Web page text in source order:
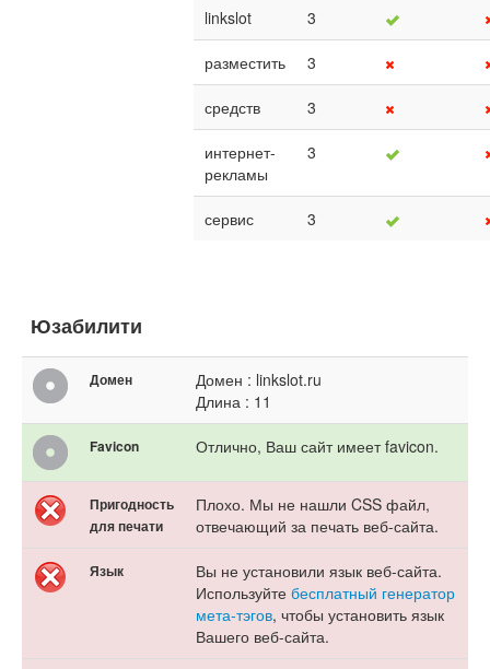
linkslot
3
разместить 3
средств 3
интернет-
рекламы
3
сервис 3
Юзабилити
Домен
Домен : linkslot.ru
Длина : 11
Favicon Отлично, Ваш сайт имеет favicon.
Пригодность
для печати
Плохо. Мы не нашли CSS файл,
отвечающий за печать веб-сайта.
Язык
Вы не установили язык веб-сайта.
Используйте бесплатный генератор
мета-тэгов, чтобы установить язык
Вашего веб-сайта.